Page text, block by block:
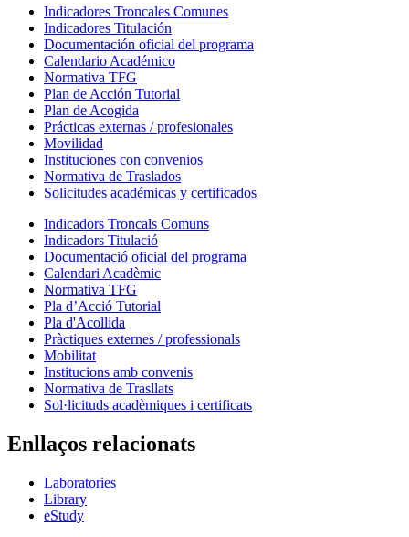
Indicadores Troncales Comunes
Indicadores Titulación
Documentación oficial del programa
Calendario Académico
Normativa TFG
Plan de Acción Tutorial
Plan de Acogida
Prácticas externas / profesionales
Movilidad
Instituciones con convenios
Normativa de Traslados
Solicitudes académicas y certificados
Indicadors Troncals Comuns
Indicadors Titulació
Documentació oficial del programa
Calendari Acadèmic
Normativa TFG
Pla d’Acció Tutorial
Pla d'Acollida
Pràctiques externes / professionals
Mobilitat
Institucions amb convenis
Normativa de Trasllats
Sol·licituds acadèmiques i certificats
Enllaços relacionats
Laboratories
Library
eStudy